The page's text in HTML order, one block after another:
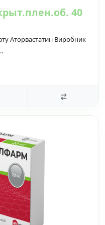
40
Аторвастатин Виробник